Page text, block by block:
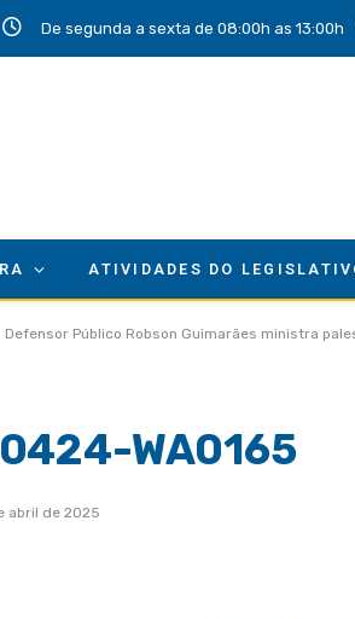
De segunda a sexta de 08:00h as 13:00h
ATIVIDADES DO
Defensor Público Robson Guimarães ministra
WA0165
abril de 2025